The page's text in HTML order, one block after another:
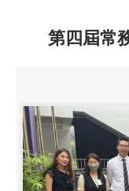
第四屆常